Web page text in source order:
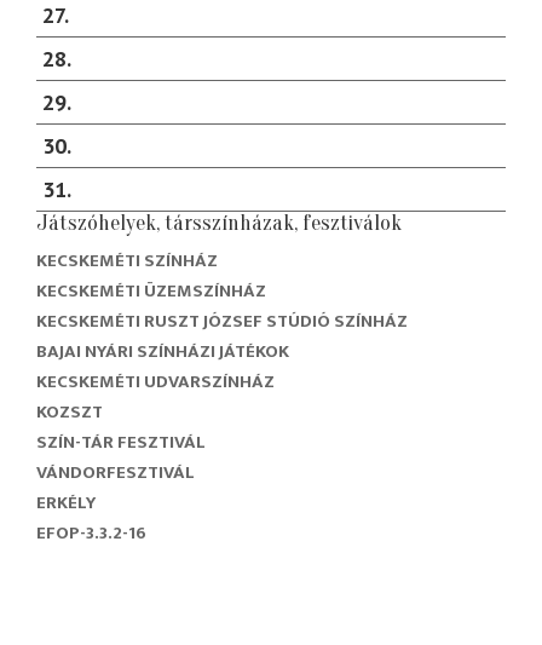
27
28
29
30
31
Játszóhelyek, társszínházak, fesztiválok
KECSKEMÉTI SZÍNHÁZ
KECSKEMÉTI ÜZEMSZÍNHÁZ
KECSKEMÉTI RUSZT JÓZSEF STÚDIÓ SZÍNHÁZ
BAJAI NYÁRI SZÍNHÁZI JÁTÉKOK
KECSKEMÉTI UDVARSZÍNHÁZ
KOZSZT
SZÍN-TÁR FESZTIVÁL
VÁNDORFESZTIVÁL
ERKÉLY
EFOP-3.3.2-16